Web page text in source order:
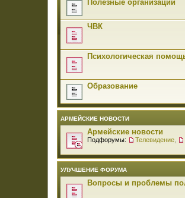
Полезные организации
ЧВК
Психологическая
Образование
АРМЕЙСКИЕ НОВОСТИ
Армейские новости
Подфорумы: Телевидение
УЛУЧШЕНИЕ ФОРУМА
Вопросы и проблемы